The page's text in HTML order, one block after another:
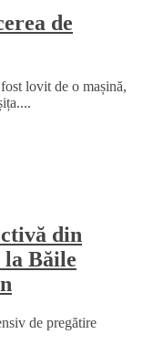
de
lovit de o mașină,
din
la Băile
de pregătire